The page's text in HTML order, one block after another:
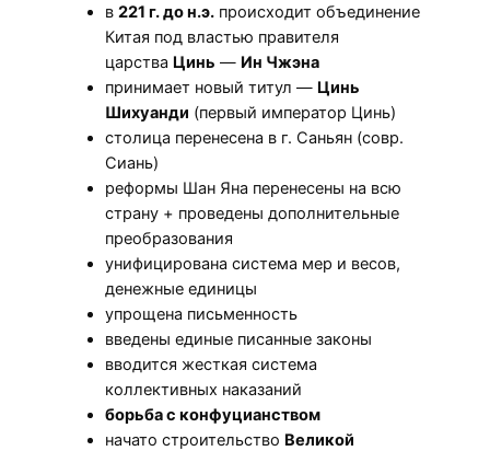
в 221 г. до н.э. происходит объединение
Китая под властью правителя
царства Цинь — Ин Чжэна
принимает новый титул — Цинь
Шихуанди (первый император Цинь)
столица перенесена в г. Саньян (совр.
Сиань)
реформы Шан Яна перенесены на всю
страну + проведены дополнительные
преобразования
унифицирована система мер и весов,
денежные единицы
упрощена письменность
введены единые писанные законы
вводится жесткая система
коллективных наказаний
борьба с конфуцианством
начато строительство Великой